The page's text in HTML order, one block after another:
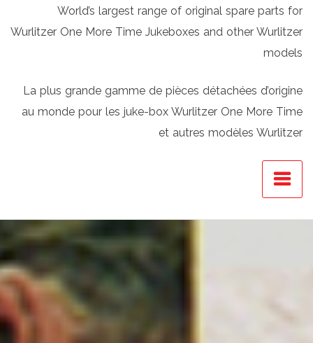
World’s largest range of original spare parts for
Wurlitzer One More Time Jukeboxes and other Wurlitzer
models
La plus grande gamme de pièces détachées d’origine
au monde pour les juke-box Wurlitzer One More Time
et autres modèles Wurlitzer